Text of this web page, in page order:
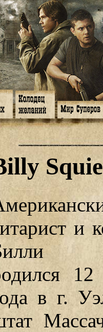
Арт-кафе
Игромания
Фанфики
Обои
Фанарт
Анекдоты
Передоз
Страшилки
Знакомство
Обитатели
Семейное
Дневник
СИЗО
Суперы от и
Дневник Джо
и
в г.